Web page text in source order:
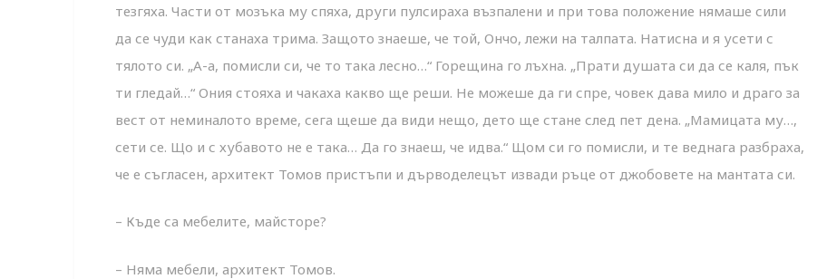
тезгяха. Части от мозъка му спяха, други пулсираха възпалени и при това положение нямаше сили
да се чуди как станаха трима. Защото знаеше, че той, Ончо, лежи на талпата. Натисна и я усети с
тялото си. „А-а, помисли си, че то така лесно…“ Горещина го лъхна. „Прати душата си да се каля, пък
ти гледай…“ Ония стояха и чакаха какво ще реши. Не можеше да ги спре, човек дава мило и драго за
вест от неминалото време, сега щеше да види нещо, дето ще стане след пет дена. „Мамицата му…,
сети се. Що и с хубавото не е така… Да го знаеш, че идва.“ Щом си го помисли, и те веднага разбраха,
че е съгласен, архитект Томов пристъпи и дърводелецът извади ръце от джобовете на мантата си.
– Къде са мебелите, майсторе?
– Няма мебели, архитект Томов.